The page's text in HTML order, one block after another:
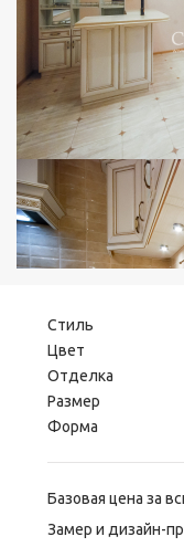
Стиль
Цвет
Отделка
Размер
Форма
Базовая цена за
Замер и дизайн-